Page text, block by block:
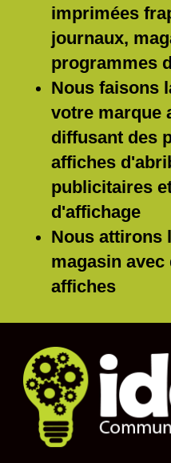
imprimées
journaux,
programmes
Nous faisons
votre marque
diffusant des
affiches
publicitaires
d'affichage
Nous attirons
magasin avec
affiches